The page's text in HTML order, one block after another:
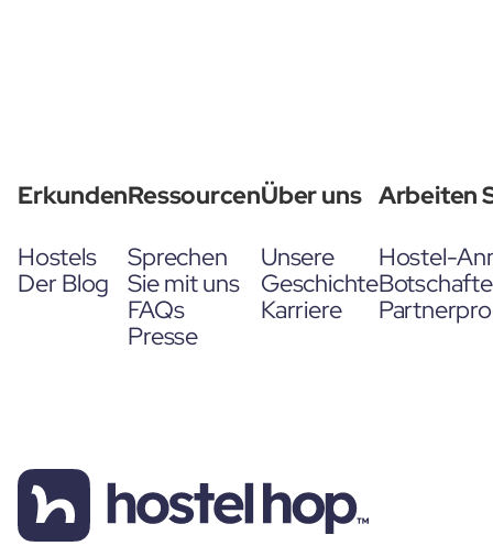
Erkunden
Hostels
Der Blog
Ressourcen
Sprechen
Sie mit uns
FAQs
Presse
Über uns
Unsere
Geschichte
Karriere
Arbeiten
Hostel-